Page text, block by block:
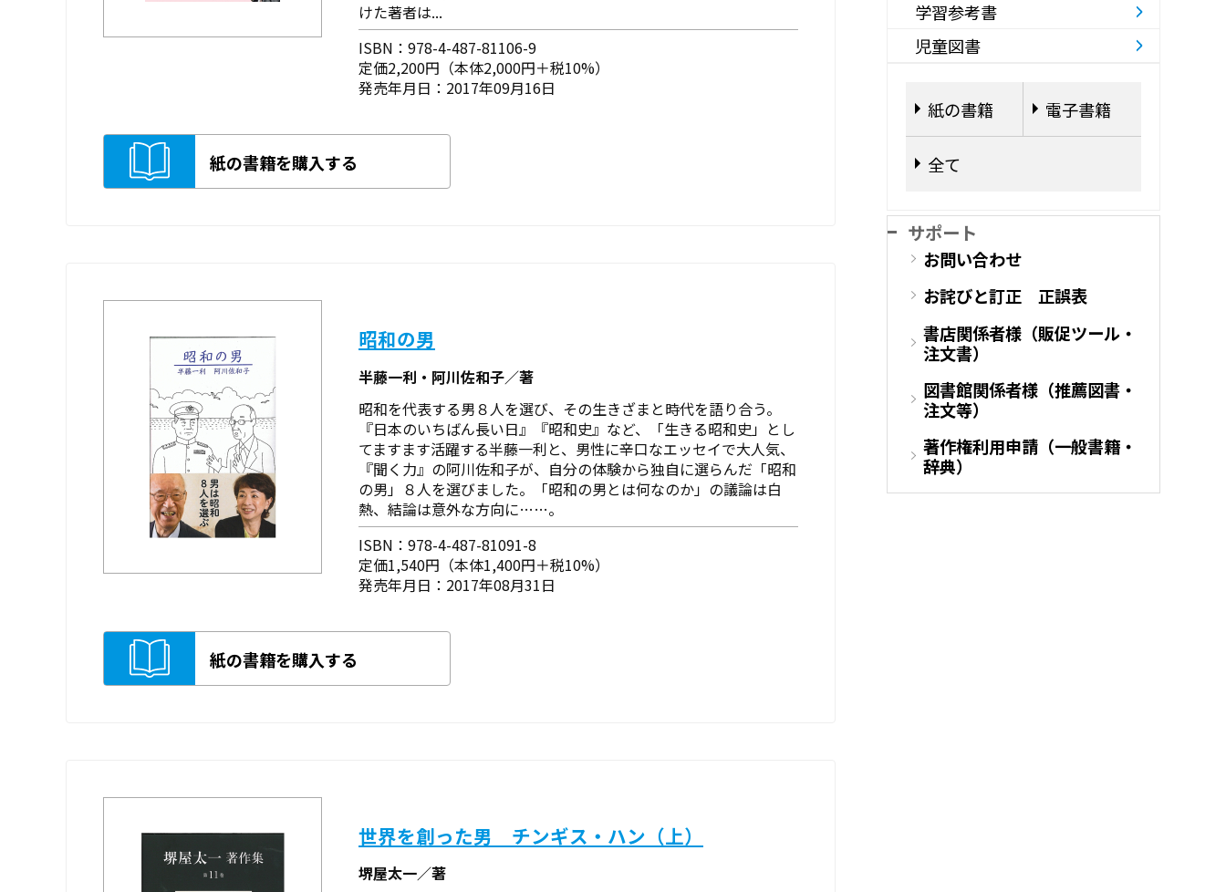
けた著者は...
ISBN：978-4-487-81106-9
定価2,200円（本体2,000円＋税10%）
発売年月日：2017年09月16日
紙の書籍を購入する
昭和の男
半藤一利・阿川佐和子／著
昭和を代表する男８人を選び、その生きざまと時代を語り合う。
『日本のいちばん長い日』『昭和史』など、「生きる昭和史」とし
てますます活躍する半藤一利と、男性に辛口なエッセイで大人気、
『聞く力』の阿川佐和子が、自分の体験から独自に選らんだ「昭和
の男」８人を選びました。「昭和の男とは何なのか」の議論は白
熱、結論は意外な方向に……。
ISBN：978-4-487-81091-8
定価1,540円（本体1,400円＋税10%）
発売年月日：2017年08月31日
紙の書籍を購入する
世界を創った男 チンギス・ハン（上）
堺屋太一／著
学習参考書
児童図書
紙の書籍 電子書籍
全て
サポート
お問い合わせ
お詫びと訂正 正誤表
書店関係者様（販促ツール・
注文書）
図書館関係者様（推薦図書・
注文等）
著作権利用申請（一般書籍・
辞典）